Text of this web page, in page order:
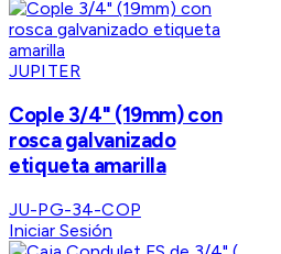
JUPITER
Cople 3/4" (19mm) con
rosca galvanizado
etiqueta amarilla
JU-PG-34-COP
Iniciar Sesión